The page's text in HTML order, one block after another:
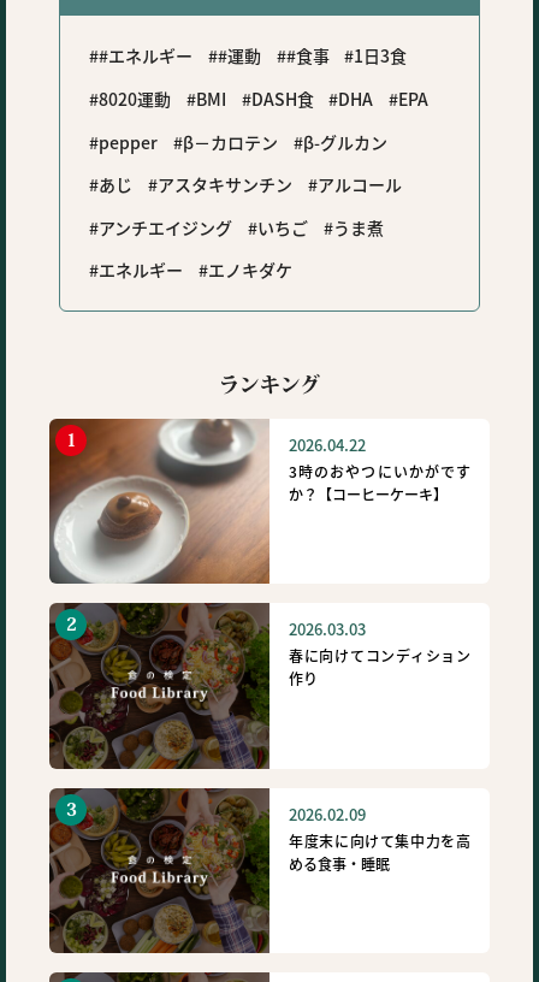
#エネルギー #運動 #食事
1日3食
8020運動
BMI DASH食 DHA
EPA
pepper
β－カロテン
β-グルカン
あじ
アスタキサンチン
アルコール
アンチエイジング
いちご
うま煮
エネルギー
エノキダケ
ランキング
2026.04.22
3時のおやつにいかがです
か？【コーヒーケーキ】
2026.03.03
春に向けてコンディション
作り
2026.02.09
年度末に向けて集中力を高
める食事・睡眠